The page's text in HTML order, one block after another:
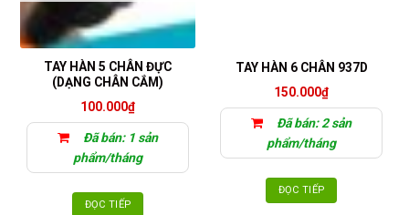
TAY HÀN 5 CHÂN ĐỰC
(DẠNG CHÂN CẮM)
100.000₫
Đã bán: 1 sản
phẩm/tháng
ĐỌC TIẾP
TAY HÀN 6 CHÂN 937D
150.000₫
Đã bán: 2 sản
phẩm/tháng
ĐỌC TIẾP